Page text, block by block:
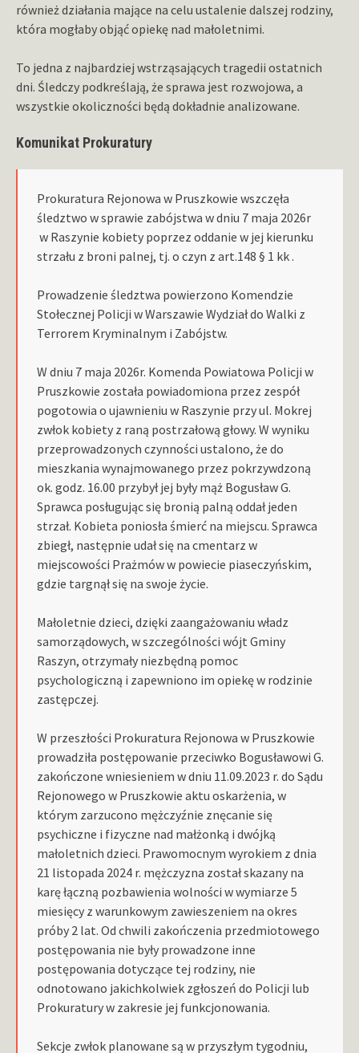
również działania mające na celu ustalenie dalszej rodziny,
która mogłaby objąć opiekę nad małoletnimi.
To jedna z najbardziej wstrząsających tragedii ostatnich
dni. Śledczy podkreślają, że sprawa jest rozwojowa, a
wszystkie okoliczności będą dokładnie analizowane.
Komunikat Prokuratury
Prokuratura Rejonowa w Pruszkowie wszczęła
śledztwo w sprawie zabójstwa w dniu 7 maja 2026r
w Raszynie kobiety poprzez oddanie w jej kierunku
strzału z broni palnej, tj. o czyn z art.148 § 1 kk .
Prowadzenie śledztwa powierzono Komendzie
Stołecznej Policji w Warszawie Wydział do Walki z
Terrorem Kryminalnym i Zabójstw.
W dniu 7 maja 2026r. Komenda Powiatowa Policji w
Pruszkowie została powiadomiona przez zespół
pogotowia o ujawnieniu w Raszynie przy ul. Mokrej
zwłok kobiety z raną postrzałową głowy. W wyniku
przeprowadzonych czynności ustalono, że do
mieszkania wynajmowanego przez pokrzywdzoną
ok. godz. 16.00 przybył jej były mąż Bogusław G.
Sprawca posługując się bronią palną oddał jeden
strzał. Kobieta poniosła śmierć na miejscu. Sprawca
zbiegł, następnie udał się na cmentarz w
miejscowości Prażmów w powiecie piaseczyńskim,
gdzie targnął się na swoje życie.
Małoletnie dzieci, dzięki zaangażowaniu władz
samorządowych, w szczególności wójt Gminy
Raszyn, otrzymały niezbędną pomoc
psychologiczną i zapewniono im opiekę w rodzinie
zastępczej.
W przeszłości Prokuratura Rejonowa w Pruszkowie
prowadziła postępowanie przeciwko Bogusławowi G.
zakończone wniesieniem w dniu 11.09.2023 r. do Sądu
Rejonowego w Pruszkowie aktu oskarżenia, w
którym zarzucono mężczyźnie znęcanie się
psychiczne i fizyczne nad małżonką i dwójką
małoletnich dzieci. Prawomocnym wyrokiem z dnia
21 listopada 2024 r. mężczyzna został skazany na
karę łączną pozbawienia wolności w wymiarze 5
miesięcy z warunkowym zawieszeniem na okres
próby 2 lat. Od chwili zakończenia przedmiotowego
postępowania nie były prowadzone inne
postępowania dotyczące tej rodziny, nie
odnotowano jakichkolwiek zgłoszeń do Policji lub
Prokuratury w zakresie jej funkcjonowania.
Sekcje zwłok planowane są w przyszłym tygodniu,